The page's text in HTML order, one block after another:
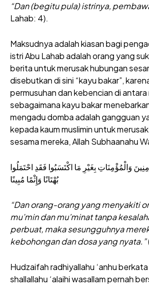
“Dan (begitu pula) istrinya,
Lahab: 4).
Maksudnya adalah kiasan bagi
istri Abu Lahab adalah orang yang
berita untuk merusak hubungan
disebutkan di sini “kayu bakar”,
permusuhan dan kebencian di antara
sebagaimana kayu bakar
mengadu domba adalah gangguan
kepada kaum muslimin untuk
sesama mereka, Allah Subhaanahu
وَالْمُؤْمِنَاتِ بِغَيْرِ مَا اكْتَسَبُوا فَقَدِ احْتَمَلُوا
بُهْتَانًا وَإِثْمًا مُبِينًا
“Dan orang-orang yang menyakiti
mu’min dan mu’minat tanpa
perbuat, maka sesungguhnya
kebohongan dan dosa yang nyata.”
Hudzaifah radhiyallahu ‘anhu berkata
shallallahu ‘alaihi wasallam pernah